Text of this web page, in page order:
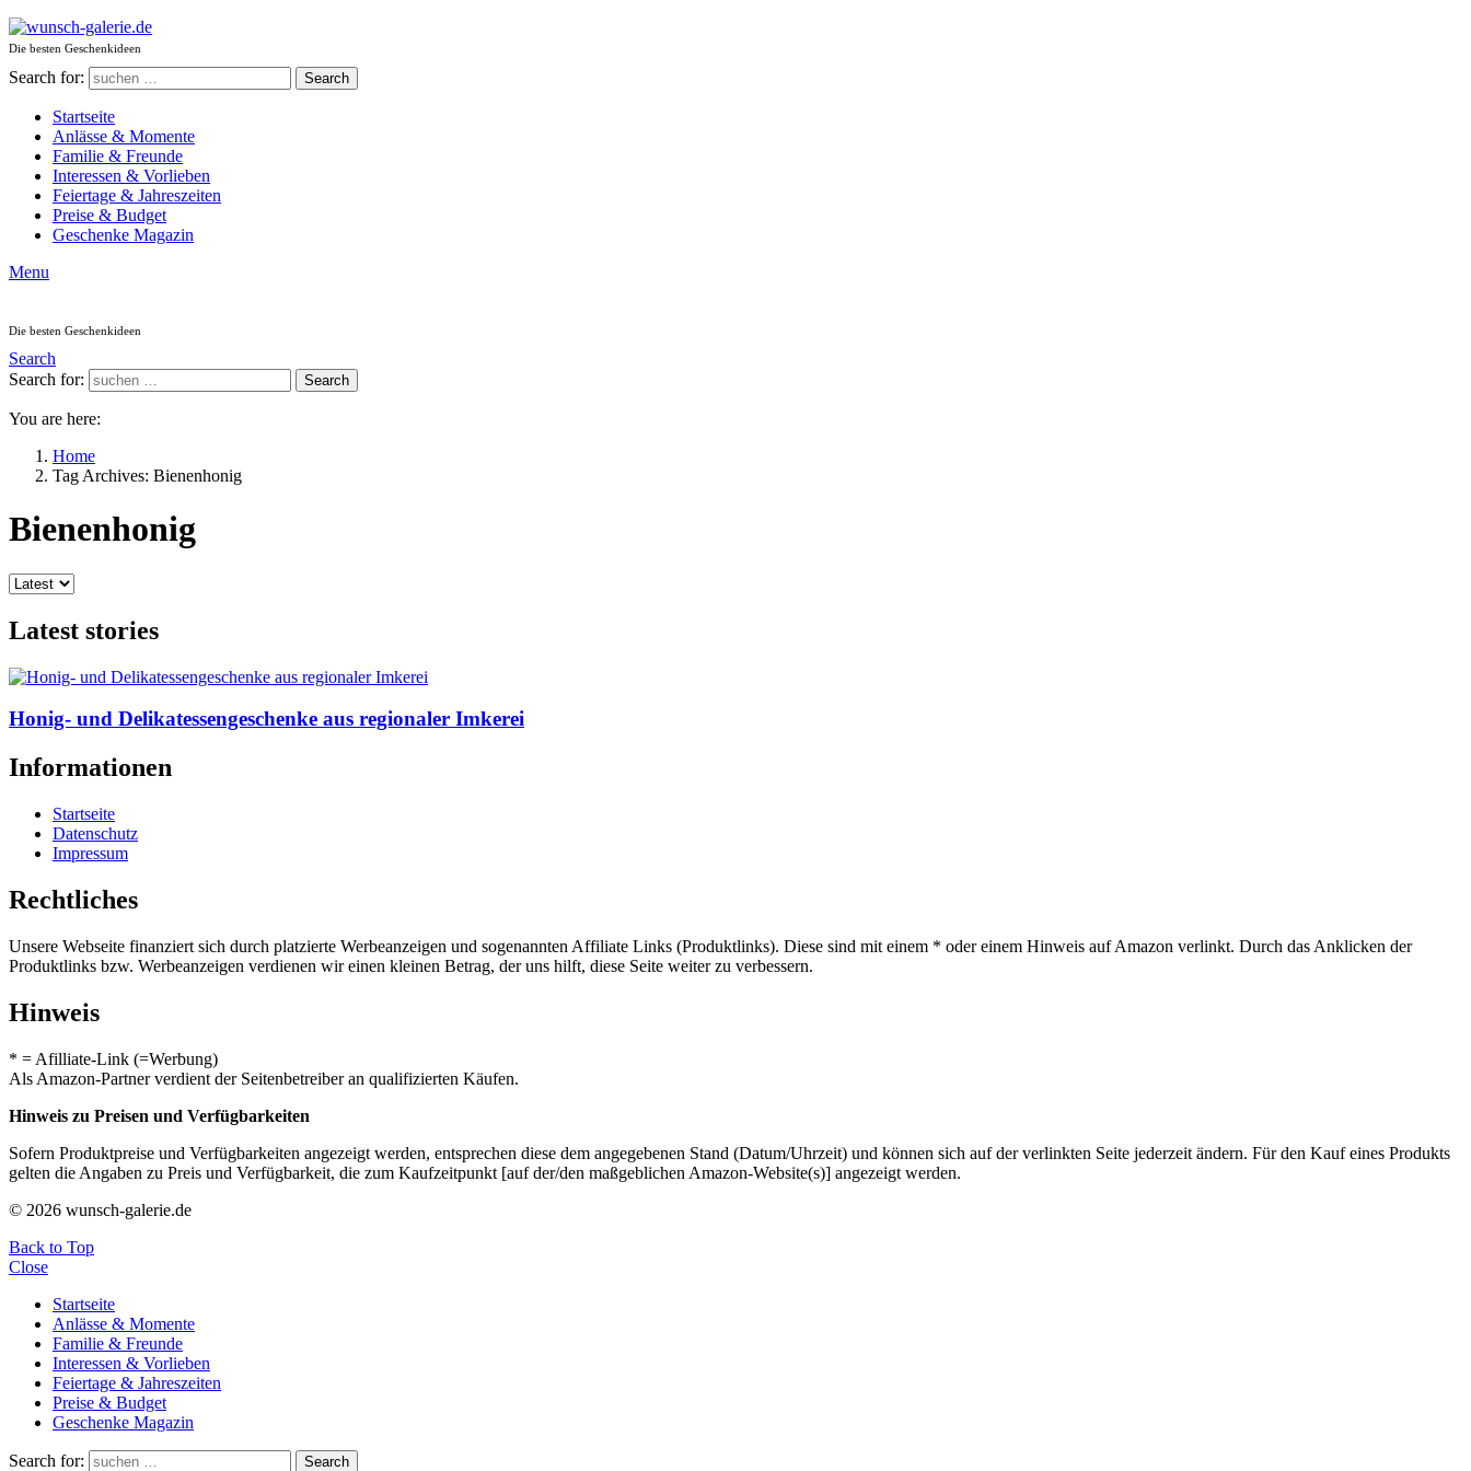
Die besten Geschenkideen
Search for: Search
Startseite
Anlässe & Momente
Familie & Freunde
Interessen & Vorlieben
Feiertage & Jahreszeiten
Preise & Budget
Geschenke Magazin
Menu
Die besten Geschenkideen
Search
Search for:
Search
You are here:
Home
Tag Archives: Bienenhonig
Bienenhonig
Latest stories
Honig- und Delikatessengeschenke aus regionaler Imkerei
Informationen
Startseite
Datenschutz
Impressum
Rechtliches
Unsere Webseite finanziert sich durch platzierte Werbeanzeigen und sogenannten Affiliate Links (Produktlinks). Diese sind mit einem * oder einem Hinweis auf Amazon verlinkt. Durch das Anklicken der
Produktlinks bzw. Werbeanzeigen verdienen wir einen kleinen Betrag, der uns hilft, diese Seite weiter zu verbessern.
Hinweis
* = Afilliate-Link (=Werbung)
Als Amazon-Partner verdient der Seitenbetreiber an qualifizierten Käufen.
Hinweis zu Preisen und Verfügbarkeiten
Sofern Produktpreise und Verfügbarkeiten angezeigt werden, entsprechen diese dem angegebenen Stand (Datum/Uhrzeit) und können sich auf der verlinkten Seite jederzeit ändern. Für den Kauf eines Produkts
gelten die Angaben zu Preis und Verfügbarkeit, die zum Kaufzeitpunkt [auf der/den maßgeblichen Amazon-Website(s)] angezeigt werden.
© 2026 wunsch-galerie.de
Back to Top
Close
Startseite
Anlässe & Momente
Familie & Freunde
Interessen & Vorlieben
Feiertage & Jahreszeiten
Preise & Budget
Geschenke Magazin
Search for: Search